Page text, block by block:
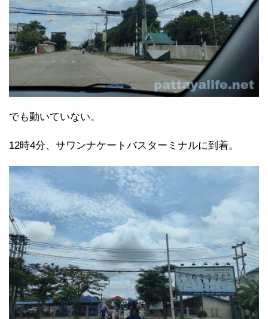
でも動いていない。
12時4分、サワンナケートバスターミナルに到着。